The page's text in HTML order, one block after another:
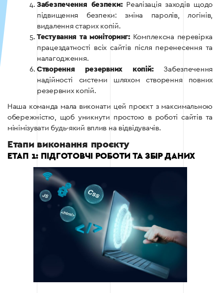
Забезпечення безпеки:Реалізація заходів щодо
підвищення безпеки: зміна паролів, логінів,
видалення старих копій.
Тестування та моніторинг:Комплексна перевірка
працездатності всіх сайтів після перенесення та
налагодження.
Створення резервних копій:Забезпечення
надійності системи шляхом створення повних
резервних копій.
Наша команда мала виконати цей проєкт з максимальною
обережністю, щоб уникнути простою в роботі сайтів та
мінімізувати будь-який вплив на відвідувачів.
Етапи виконання проєкту
ЕТАП 1: ПІДГОТОВЧІ РОБОТИ ТА ЗБІР ДАНИХ